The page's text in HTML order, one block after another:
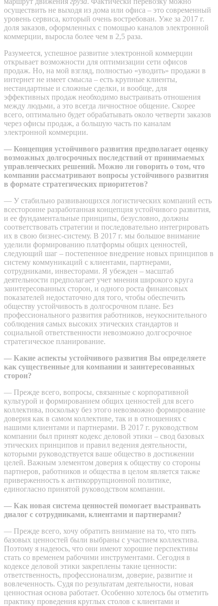
осуществить не выходя из дома или офиса – это современный
уровень сервиса, который очень востребован. Уже за 2017 г.
доля заказов, оформленных с помощью каналов электронной
коммерции, выросла более чем в 2,5 раза.
Разумеется, успешное развитие электронной коммерции
открывает возможности для оптимизации сети офисов
продаж. Но, на мой взгляд, полностью «уводить» продажи в
интернет не имеет смысла – есть крупные клиенты,
нестандартные и сложные сделки, и вообще, для
эффективных продаж необходимо выстраивать отношения
между людьми, а это всегда личностное общение. Скорее
всего, оптимально будет обрабатывать около четверти заказов
через офисы продаж, а большую часть по каналам
электронной коммерции.
— Концепция устойчивого развития предполагает оценку
возможных долгосрочных последствий от принимаемых
управленческих решений. Можно ли говорить о том, что
компании рассматривают вопросы устойчивого развития
в формате стратегических приоритетов?
— У стабильно развивающихся логистических компаний есть
всесторонне разработанная концепция устойчивого развития,
и ее фундаментальные принципы, безусловно, должны
соответствовать стратегии и последовательно интегрировать
их в свою бизнес-систему. В 2017 г. мы большое внимание
уделили формированию платформы общих ценностей,
следующий шаг – постепенное внедрение новых принципов в
систему коммуникаций с клиентами, партнерами,
сотрудниками, инвесторами. Я убежден – масштаб
деятельности предполагает учет мнения широкого круга
заинтересованных сторон, и одного роста финансовых
показателей недостаточно для того, чтобы обеспечить
обществу устойчивость в долгосрочном плане. Без
профессионального развития работников, неукоснительного
соблюдения самых высоких этических стандартов и
социальной ответственности невозможно долгосрочное
стратегическое планирование.
— Какие аспекты устойчивого развития Вы определяете
как существенные для компании и заинтересованных
сторон?
— Прежде всего, вопросы, связанные с корпоративной
культурой и формированием общих ценностей для всего
коллектива, поскольку без этого невозможно формирование
доверия как в самом коллективе, так и в отношениях с
нашими клиентами и партнерами. В 2017 г. руководством
компании был принят кодекс деловой этики – свод базовых
этических принципов и правил ведения деятельности,
которыми руководствуется ваше общество в достижении
целей. Важным элементом доверия к обществу со стороны
партнеров, работников и общества в целом является также
приверженность к антикоррупционной политике,
единогласно принятой руководством компании.
— Как новая система ценностей помогает выстраивать
диалог с сотрудниками, клиентами и партнерами?
— Прежде всего, хочу обратить внимание на то, что пять
базовых ценностей были выбраны с участием коллектива.
Поэтому я надеюсь, что они имеют хорошие перспективы
стать со временем рабочими инструментами. Сегодня в
кодексе деловой этики закреплены такие ценности:
ответственность, профессионализм, доверие, развитие и
вовлеченность. Судя по результатам деятельности, новая
ценностная основа работает. Особенно хотелось бы отметить
практику проведения круглых столов с клиентами и